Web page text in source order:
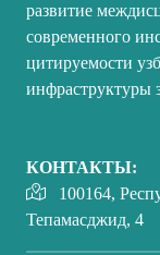
развитие
современного
цитируемости
инфраструктуры
КОНТАКТЫ:
100164,
Тепамасджид, 4